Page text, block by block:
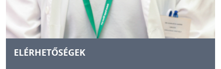
ELÉRHETŐSÉGEK